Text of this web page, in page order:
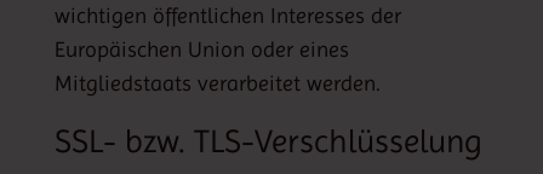
wichtigen öffentlichen Interesses der
Europäischen Union oder eines
Mitgliedstaats verarbeitet werden.
SSL- bzw. TLS-Verschlüsselung